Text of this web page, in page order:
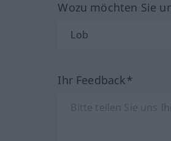
Wozu möchten Sie
Ihr Feedback*